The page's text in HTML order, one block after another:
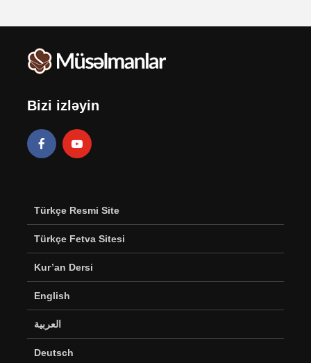
Bizi izləyin
Türkçe Resmi Site
Türkçe Fetva Sitesi
Kur’an Dersi
English
العربية
Deutsch